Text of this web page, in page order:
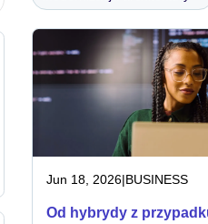
Jun 18, 2026|BUSINESS
Od hybrydy z